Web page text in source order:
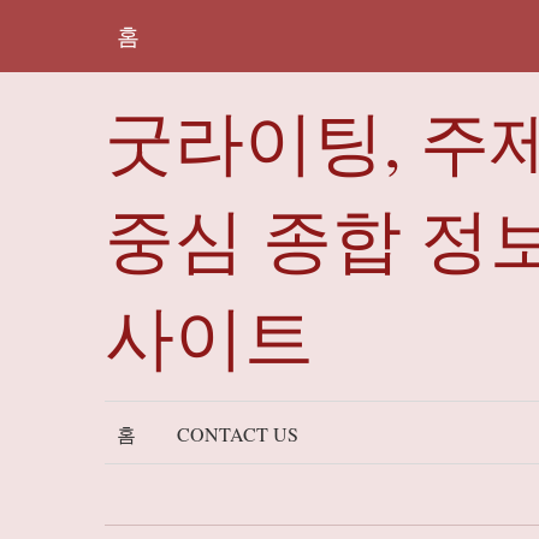
홈
굿라이팅, 주
중심 종합 정
사이트
홈 CONTACT US